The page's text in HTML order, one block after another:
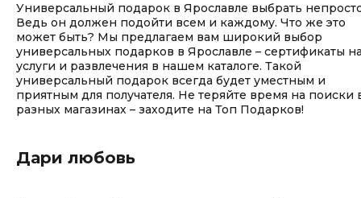
Универсальный подарок в Ярославле выбрать
Ведь он должен подойти всем и каждому. Что же это
может быть? Мы предлагаем вам широкий выбор
универсальных подарков в Ярославле – сертификаты
услуги и развлечения в нашем каталоге. Такой
универсальный подарок всегда будет уместным и
приятным для получателя. Не теряйте время на поиски
разных магазинах – заходите на Топ Подарков!
Дари любовь